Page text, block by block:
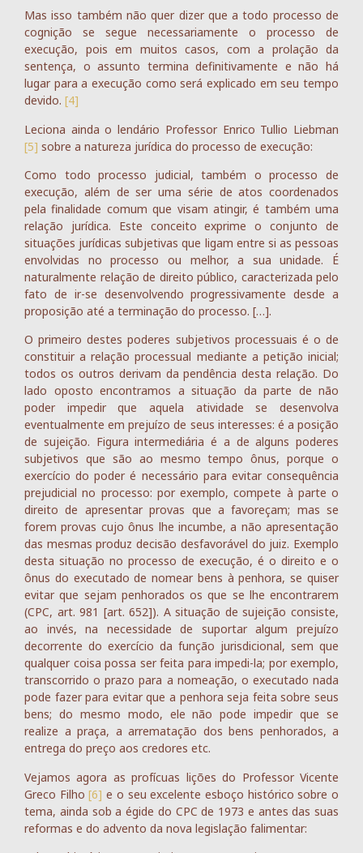
Mas isso também não quer dizer que a todo processo de
cognição se segue necessariamente o processo de
execução, pois em muitos casos, com a prolação da
sentença, o assunto termina definitivamente e não há
lugar para a execução como será explicado em seu tempo
devido. [4]
Leciona ainda o lendário Professor Enrico Tullio Liebman
[5] sobre a natureza jurídica do processo de execução:
Como todo processo judicial, também o processo de
execução, além de ser uma série de atos coordenados
pela finalidade comum que visam atingir, é também uma
relação jurídica. Este conceito exprime o conjunto de
situações jurídicas subjetivas que ligam entre si as pessoas
envolvidas no processo ou melhor, a sua unidade. É
naturalmente relação de direito público, caracterizada pelo
fato de ir-se desenvolvendo progressivamente desde a
proposição até a terminação do processo. […].
O primeiro destes poderes subjetivos processuais é o de
constituir a relação processual mediante a petição inicial;
todos os outros derivam da pendência desta relação. Do
lado oposto encontramos a situação da parte de não
poder impedir que aquela atividade se desenvolva
eventualmente em prejuízo de seus interesses: é a posição
de sujeição. Figura intermediária é a de alguns poderes
subjetivos que são ao mesmo tempo ônus, porque o
exercício do poder é necessário para evitar consequência
prejudicial no processo: por exemplo, compete à parte o
direito de apresentar provas que a favoreçam; mas se
forem provas cujo ônus lhe incumbe, a não apresentação
das mesmas produz decisão desfavorável do juiz. Exemplo
desta situação no processo de execução, é o direito e o
ônus do executado de nomear bens à penhora, se quiser
evitar que sejam penhorados os que se lhe encontrarem
(CPC, art. 981 [art. 652]). A situação de sujeição consiste,
ao invés, na necessidade de suportar algum prejuízo
decorrente do exercício da função jurisdicional, sem que
qualquer coisa possa ser feita para impedi-la; por exemplo,
transcorrido o prazo para a nomeação, o executado nada
pode fazer para evitar que a penhora seja feita sobre seus
bens; do mesmo modo, ele não pode impedir que se
realize a praça, a arrematação dos bens penhorados, a
entrega do preço aos credores etc.
Vejamos agora as profícuas lições do Professor Vicente
Greco Filho[6] e o seu excelente esboço histórico sobre o
tema, ainda sob a égide do CPC de 1973 e antes das suas
reformas e do advento da nova legislação falimentar: